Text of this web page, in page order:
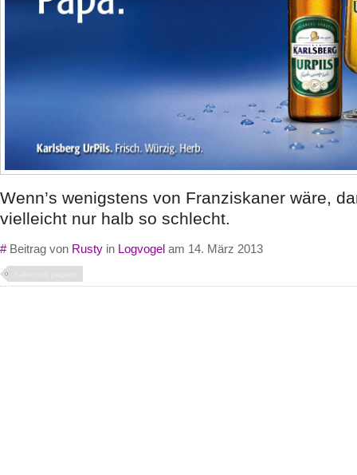
Wenn’s wenigstens von Franziskaner wäre,
vielleicht nur halb so schlecht.
#Beitrag von Rusty in Logvogel am 14. März 2013